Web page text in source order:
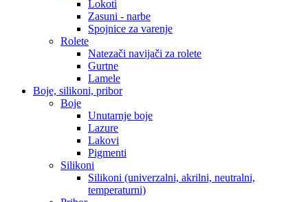
Lokoti
Zasuni - narbe
Spojnice za varenje
Rolete
Natezači navijači za rolete
Gurtne
Lamele
Boje, silikoni, pribor
Boje
Unutarnje boje
Lazure
Lakovi
Pigmenti
Silikoni
Silikoni (univerzalni, akrilni, neutralni,
temperaturni)